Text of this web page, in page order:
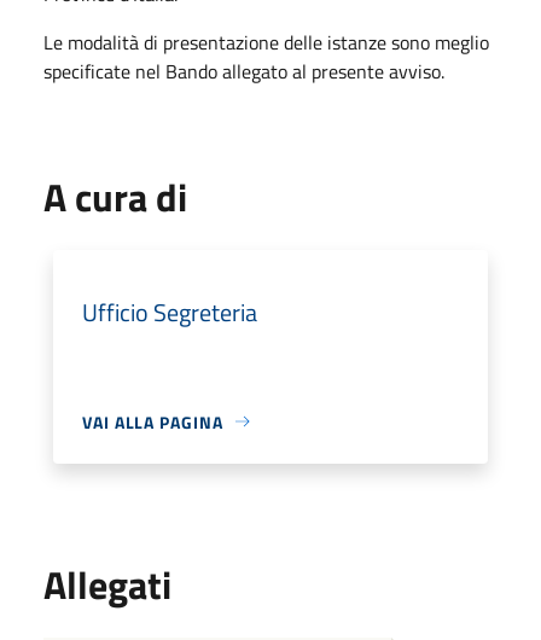
Le modalità di presentazione delle istanze sono meglio
specificate nel Bando allegato al presente avviso.
A cura di
Ufficio Segreteria
VAI ALLA PAGINA
Allegati